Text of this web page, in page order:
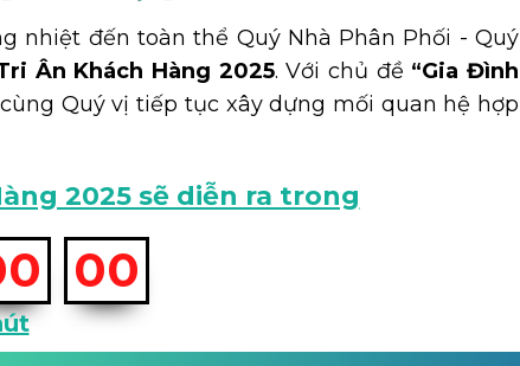
nhiệt đến toàn thể Quý Nhà Phân Phối - Quý
Ân Khách Hàng 2025. Với chủ đề “Gia Đình
Quý vị tiếp tục xây dựng mối quan hệ hợp
00
2025 sẽ diễn ra trong